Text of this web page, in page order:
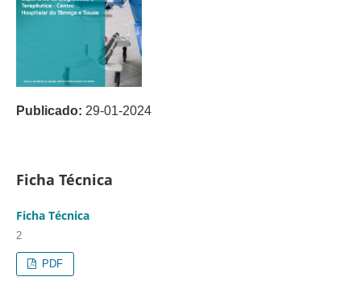
Publicado: 29-01-2024
Ficha Técnica
Ficha Técnica
2
PDF